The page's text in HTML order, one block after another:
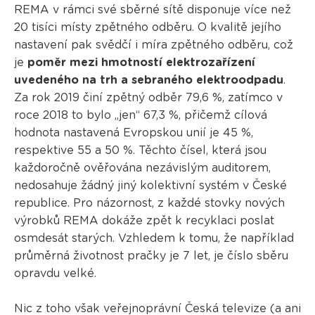
REMA v rámci své sběrné sítě disponuje více než
20 tisíci místy zpětného odběru. O kvalitě jejího
nastavení pak svědčí i míra zpětného odběru, což
je poměr mezi hmotností elektrozařízení
uvedeného na trh a sebraného elektroodpadu.
Za rok 2019 činí zpětný odběr 79,6 %, zatímco v
roce 2018 to bylo „jen“ 67,3 %, přičemž cílová
hodnota nastavená Evropskou unií je 45 %,
respektive 55 a 50 %. Těchto čísel, která jsou
každoročně ověřována nezávislým auditorem,
nedosahuje žádný jiný kolektivní systém v České
republice. Pro názornost, z každé stovky nových
výrobků REMA dokáže zpět k recyklaci poslat
osmdesát starých. Vzhledem k tomu, že například
průměrná životnost pračky je 7 let, je číslo sběru
opravdu velké.
Nic z toho však veřejnoprávní Česká televize (a ani